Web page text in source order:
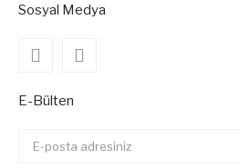
Sosyal Medya
E-Bülten